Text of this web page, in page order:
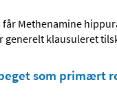
får Methenamine
generelt klausuleret
som primært